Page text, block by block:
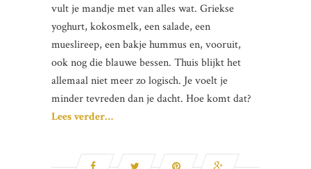
vult je mandje met van alles wat. Griekse
yoghurt, kokosmelk, een salade, een
mueslireep, een bakje hummus en, vooruit,
ook nog die blauwe bessen. Thuis blijkt het
allemaal niet meer zo logisch. Je voelt je
minder tevreden dan je dacht. Hoe komt dat?
Lees verder…